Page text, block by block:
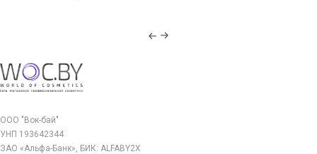
ООО "Вок-бай"
УНП 193642344
ЗАО «Альфа-Банк», БИК: ALFABY2X